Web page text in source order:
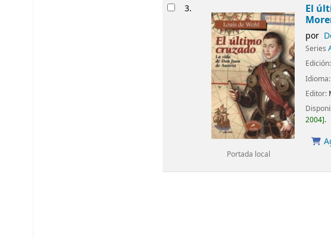
3.
Portada local
El
por
Series
Idioma:
Editor:
2004 .